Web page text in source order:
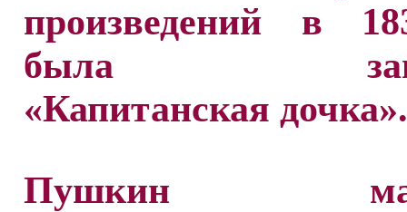
произведений в
была
«Капитанская дочка».
Пушкин